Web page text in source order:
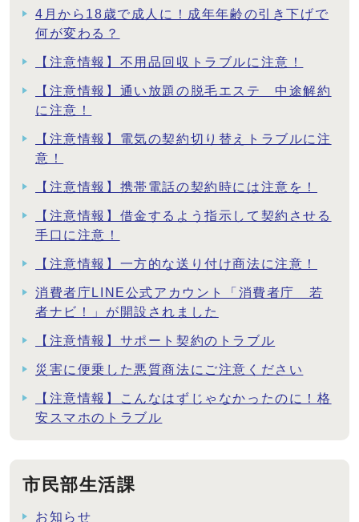
4月から18歳で成人に！成年年齢の引き下げで
何が変わる？
【注意情報】不用品回収トラブルに注意！
【注意情報】通い放題の脱毛エステ 中途解約
に注意！
【注意情報】電気の契約切り替えトラブルに注
意！
【注意情報】携帯電話の契約時には注意を！
【注意情報】借金するよう指示して契約させる
手口に注意！
【注意情報】一方的な送り付け商法に注意！
消費者庁LINE公式アカウント「消費者庁 若
者ナビ！」が開設されました
【注意情報】サポート契約のトラブル
災害に便乗した悪質商法にご注意ください
【注意情報】こんなはずじゃなかったのに！格
安スマホのトラブル
市民部生活課
お知らせ